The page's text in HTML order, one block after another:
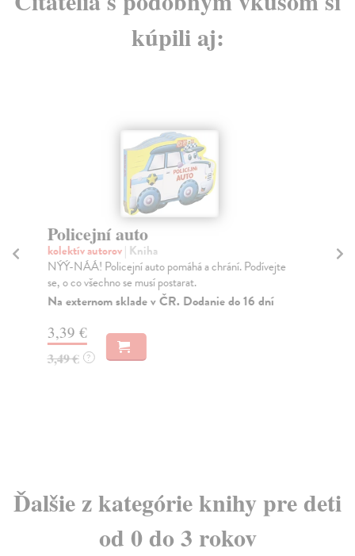
kúpili aj:
Policejní auto
kolektív autorov| Kniha
NÝÝ-NÁÁ! Policejní auto pomáhá a chrání. Podívejte
se, o co všechno se musí postarat.
Na externom sklade v ČR. Dodanie do 16 dní
3,39 €
3,49 € ?
Ďalšie z kategórie knihy pre deti
od 0 do 3 rokov